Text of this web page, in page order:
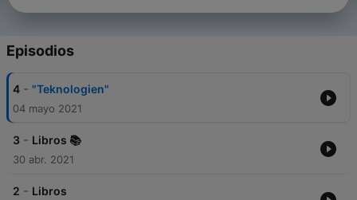
Episodios
4 - "Teknologien"
04 mayo 2021
3 - Libros 📚
30 abr. 2021
2 - Libros